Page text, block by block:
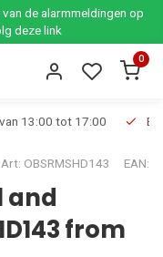
van de alarmmeldingen op
deze link
0
13:00 tot 17:00
Art: OBSRMSHD143 EAN:
and
from